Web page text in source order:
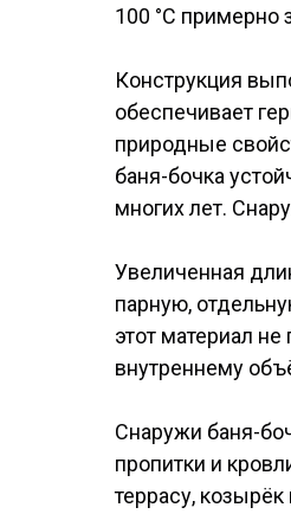
100 °C примерно
Конструкция
обеспечивает
природные
баня-бочка
многих лет.
Увеличенная
парную,
этот материал
внутреннему
Снаружи баня-
пропитки и
террасу,